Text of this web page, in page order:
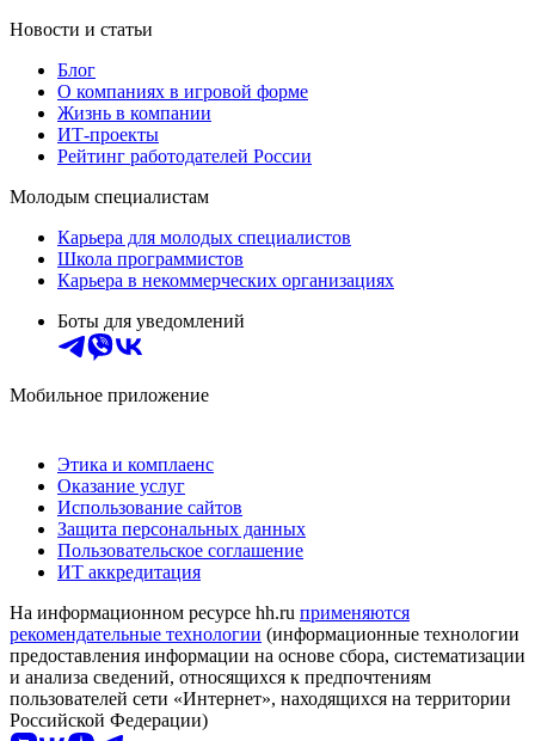
Новости и статьи
Блог
О компаниях в игровой форме
Жизнь в компании
ИТ-проекты
Рейтинг работодателей России
Молодым специалистам
Карьера для молодых специалистов
Школа программистов
Карьера в некоммерческих организациях
Боты для уведомлений
Мобильное приложение
Этика и комплаенс
Оказание услуг
Использование сайтов
Защита персональных данных
Пользовательское соглашение
ИТ аккредитация
На информационном ресурсе hh.ru применяются
рекомендательные технологии (информационные технологии
предоставления информации на основе сбора, систематизации
и анализа сведений, относящихся к предпочтениям
пользователей сети «Интернет», находящихся на территории
Российской Федерации)